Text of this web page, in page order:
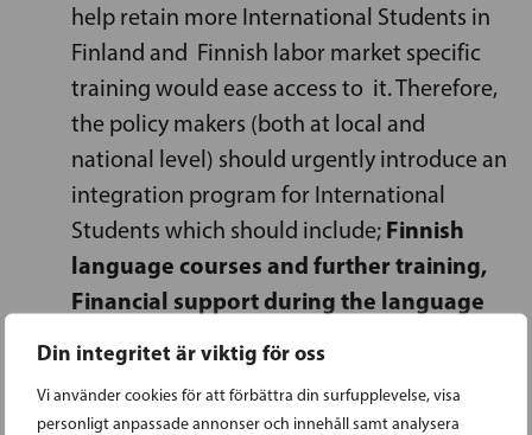
Din integritet är viktig för oss
Vi använder cookies för att förbättra din surfupplevelse, visa
personligt anpassade annonser och innehåll samt analysera
help retain more International Students in
Finland and Finnish labor market specific
training would ease access to it. Therefore,
the policy makers (both at local and
national level) should urgently introduce an
integration program for International
Students which should include; Finnish
language courses and further training,
Financial support during the language
and Job market/Job searching
counseling.